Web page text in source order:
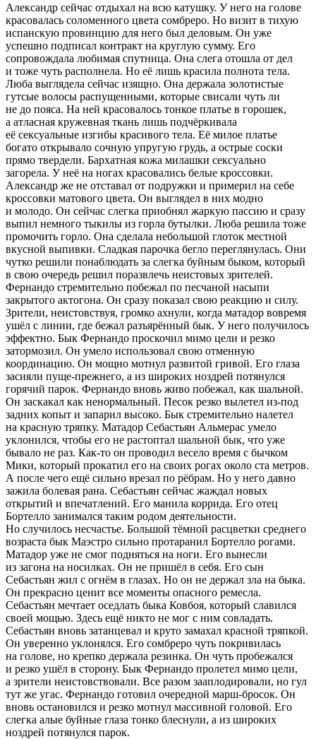
Александр сейчас отдыхал на всю катушку. У него на голове
красовалась соломенного цвета сомбреро. Но визит в тихую
испанскую провинцию для него был деловым. Он уже
успешно подписал контракт на круглую сумму. Его
сопровождала любимая спутница. Она слега отошла от дел
и тоже чуть располнела. Но её лишь красила полнота тела.
Люба выглядела сейчас изящно. Она держала золотистые
гутсые волосы распущенными, которые свисали чуть ли
не до пояса. На ней красовалось тонкое платье в горошек,
а атласная кружевная ткань лишь подчёркивала
её сексуальные изгибы красивого тела. Её милое платье
богато открывало сочную упругую грудь, а острые соски
прямо твердели. Бархатная кожа милашки сексуально
загорела. У неё на ногах красовались белые кроссовки.
Александр же не отставал от подружки и примерил на себе
кроссовки матового цвета. Он выглядел в них модно
и молодо. Он сейчас слегка приобнял жаркую пассию и сразу
выпил немного тыкилы из горла бутылки. Люба решила тоже
промочить горло. Она сделала небольшой глоток местной
вкусной выпивки. Сладкая парочка бегло переглянулась. Они
чутко решили понаблюдать за слегка буйным быком, который
в свою очередь решил поразвлечь неистовых зрителей.
Фернандо стремительно побежал по песчаной насыпи
закрытого актогона. Он сразу показал свою реакцию и силу.
Зрители, неистовствуя, громко ахнули, когда матадор вовремя
ушёл с линии, где бежал разъярённый бык. У него получилось
эффектно. Бык Фернандо проскочил мимо цели и резко
затормозил. Он умело использовал свою отменную
координацию. Он мощно мотнул развитой гривой. Его глаза
засияли пуще-прежнего, а из широких ноздрей потянулся
горячий парок. Фернандо вновь живо побежал, как шальной.
Он заскакал как ненормальный. Песок резко вылетел из-под
задних копыт и запарил высоко. Бык стремительно налетел
на красную тряпку. Матадор Себастьян Альмерас умело
уклонился, чтобы его не растоптал шальной бык, что уже
бывало не раз. Как-то он проводил весело время с бычком
Мики, который прокатил его на своих рогах около ста метров.
А после чего ещё сильно врезал по рёбрам. Но у него давно
зажила болевая рана. Себастьян сейчас жаждал новых
открытий и впечатлений. Его манила коррида. Его отец
Бортелло занимался таким родом деятельности.
Но случилось несчастье. Большой тёмной расцветки среднего
возраста бык Маэстро сильно протаранил Бортелло рогами.
Матадор уже не смог подняться на ноги. Его вынесли
из загона на носилках. Он не пришёл в себя. Его сын
Себастьян жил с огнём в глазах. Но он не держал зла на быка.
Он прекрасно ценит все моменты опасного ремесла.
Себастьян мечтает оседлать быка Ковбоя, который славился
своей мощью. Здесь ещё никто не мог с ним совладать.
Себастьян вновь затанцевал и круто замахал красной тряпкой.
Он уверенно уклонялся. Его сомбреро чуть покривилась
на голове, но крепко держала резинка. Он чуть пробежался
и резко ушёл в сторону. Бык Фернандо пролетел мимо цели,
а зрители неистовствовали. Все разом зааплодировали, но гул
тут же угас. Фернандо готовил очередной марш-бросок. Он
вновь остановился и резко мотнул массивной головой. Его
слегка алые буйные глаза тонко блеснули, а из широких
ноздрей потянулся парок.